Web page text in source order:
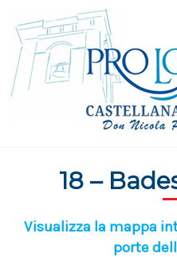
contenu
18 –
Visualizza la mappa
porte